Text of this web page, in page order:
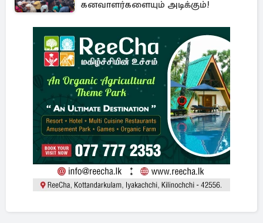
கனவாளர்களையும் அடிக்கும்!